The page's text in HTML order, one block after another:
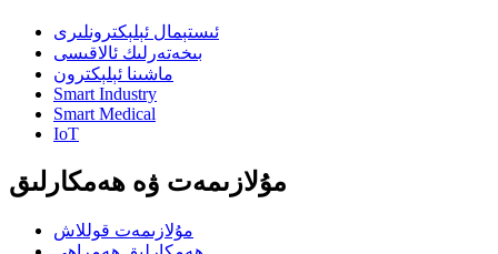
ئىستېمال ئېلېكترونلىرى
بىخەتەرلىك ئالاقىسى
ماشىنا ئېلېكترون
Smart Industry
Smart Medical
IoT
مۇلازىمەت ۋە ھەمكارلىق
مۇلازىمەت قوللاش